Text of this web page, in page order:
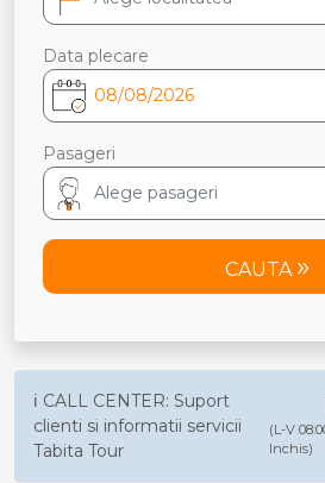
Data plecare
Pasageri
CAUTA
ℹ️ CALL CENTER: Suport
clienti si informatii servicii
Tabita Tour
(L-V
Inchis)